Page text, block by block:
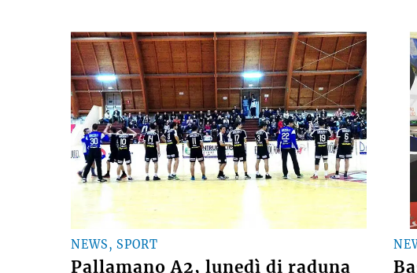
NEWS, SPORT
Pallamano A2, lunedì di raduna